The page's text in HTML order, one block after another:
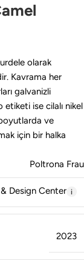
olarak
Kavrama her
galvanizli
etiketi ise cilalı nikel
ve
için bir halka
Poltrona Frau
Design Center
2023